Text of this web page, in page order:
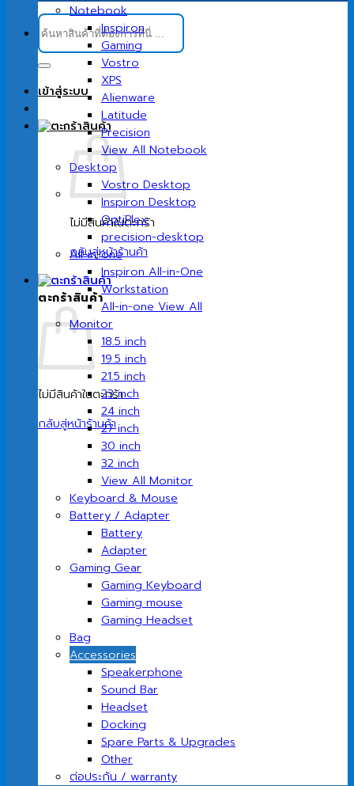
ค้นหา:
เข้าสู่ระบบ
ไม่มีสินค้าในตะกร้า
กลับสู่หน้าร้านค้า
ตะกร้าสินค้า
ไม่มีสินค้าในตะกร้า
กลับสู่หน้าร้านค้า
Notebook
Inspiron
Gaming
Vostro
XPS
Alienware
Latitude
Precision
View All Notebook
Desktop
Vostro Desktop
Inspiron Desktop
OptiPlex
precision-desktop
All-in-one
Inspiron All-in-One
Workstation
All-in-one View All
Monitor
18.5 inch
19.5 inch
21.5 inch
23 inch
24 inch
27 inch
30 inch
32 inch
View All Monitor
Keyboard & Mouse
Battery / Adapter
Battery
Adapter
Gaming Gear
Gaming Keyboard
Gaming mouse
Gaming Headset
Bag
Accessories
Speakerphone
Sound Bar
Headset
Docking
Spare Parts & Upgrades
Other
ต่อประกัน / warranty